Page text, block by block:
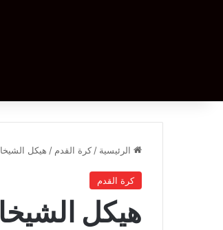
الرئيسية / كرة القدم / هيكل
كرة القدم
هيكل